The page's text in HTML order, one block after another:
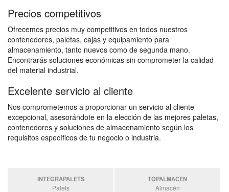
Precios competitivos
Ofrecemos precios muy competitivos en todos nuestros
contenedores, paletas, cajas y equipamiento para
almacenamiento, tanto nuevos como de segunda mano.
Encontrarás soluciones económicas sin comprometer la calidad
del material industrial.
Excelente servicio al cliente
Nos comprometemos a proporcionar un servicio al cliente
excepcional, asesorándote en la elección de las mejores paletas,
contenedores y soluciones de almacenamiento según los
requisitos específicos de tu negocio o industria.
INTEGRAPALETS
Palets
TOPALMACEN
Almacén